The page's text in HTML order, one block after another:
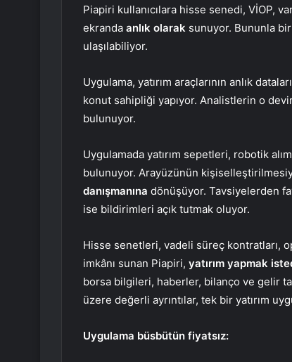
Piapiri kullanıcılara hisse senedi, VİOP,
ekranda anlık olarak sunuyor. Bununla
ulaşılabiliyor.
Uygulama, yatırım araçlarının anlık
konut sahipliği yapıyor. Analistlerin o
bulunuyor.
Uygulamada yatırım sepetleri, robotik
bulunuyor. Arayüzünün
danışmanına dönüşüyor. Tavsiyelerden
ise bildirimleri açık tutmak oluyor.
Hisse senetleri, vadeli süreç kontratları,
imkânı sunan Piapiri, yatırım yapmak
borsa bilgileri, haberler, bilanço ve gelir
üzere değerli ayrıntılar, tek bir yatırım
Uygulama büsbütün fiyatsız: